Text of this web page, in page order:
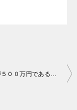
親の年収が５００万円である場合の養育費の相場について／子どもの人数・年齢別ケース